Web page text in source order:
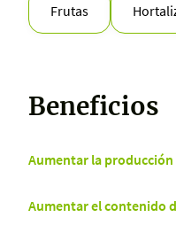
Frutas
Beneficios
Aumentar la producción
Aumentar el contenido